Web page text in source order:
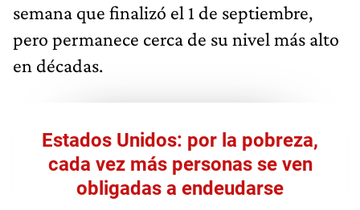
semana que finalizó el 1 de septiembre,
pero permanece cerca de su nivel más alto
en décadas.
Estados Unidos: por la pobreza,
cada vez más personas se ven
obligadas a endeudarse